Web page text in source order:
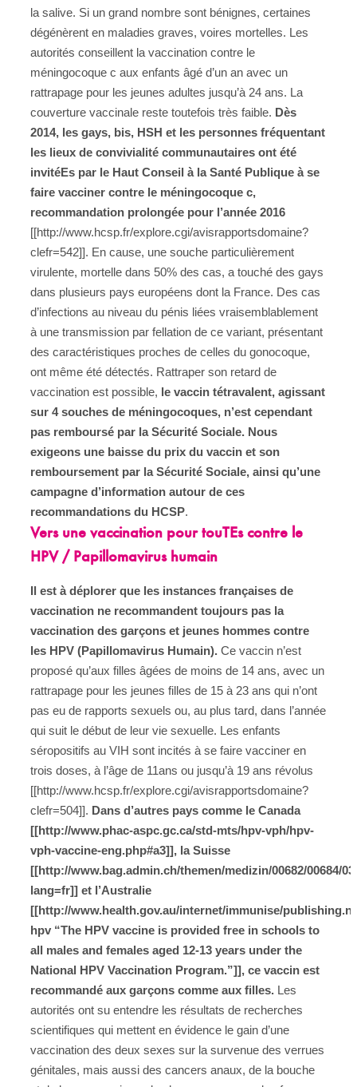
la salive. Si un grand nombre sont bénignes, certaines
dégénèrent en maladies graves, voires mortelles. Les
autorités conseillent la vaccination contre le
méningocoque c aux enfants âgé d’un an avec un
rattrapage pour les jeunes adultes jusqu’à 24 ans. La
couverture vaccinale reste toutefois très faible. Dès
2014, les gays, bis, HSH et les personnes fréquentant
les lieux de convivialité communautaires ont été
invitéEs par le Haut Conseil à la Santé Publique à se
faire vacciner contre le méningocoque c,
recommandation prolongée pour l’année 2016
[[http://www.hcsp.fr/explore.cgi/avisrapportsdomaine?
clefr=542]]. En cause, une souche particulièrement
virulente, mortelle dans 50% des cas, a touché des gays
dans plusieurs pays européens dont la France. Des cas
d’infections au niveau du pénis liées vraisemblablement
à une transmission par fellation de ce variant, présentant
des caractéristiques proches de celles du gonocoque,
ont même été détectés. Rattraper son retard de
vaccination est possible, le vaccin tétravalent, agissant
sur 4 souches de méningocoques, n’est cependant
pas remboursé par la Sécurité Sociale. Nous
exigeons une baisse du prix du vaccin et son
remboursement par la Sécurité Sociale, ainsi qu’une
campagne d’information autour de ces
recommandations du HCSP.
Vers une vaccination pour touTEs contre le
HPV / Papillomavirus humain
Il est à déplorer que les instances françaises de
vaccination ne recommandent toujours pas la
vaccination des garçons et jeunes hommes contre
les HPV (Papillomavirus Humain). Ce vaccin n’est
proposé qu’aux filles âgées de moins de 14 ans, avec un
rattrapage pour les jeunes filles de 15 à 23 ans qui n’ont
pas eu de rapports sexuels ou, au plus tard, dans l’année
qui suit le début de leur vie sexuelle. Les enfants
séropositifs au VIH sont incités à se faire vacciner en
trois doses, à l’âge de 11ans ou jusqu’à 19 ans révolus
[[http://www.hcsp.fr/explore.cgi/avisrapportsdomaine?
clefr=504]]. Dans d’autres pays comme le Canada
[[http://www.phac-aspc.gc.ca/std-mts/hpv-vph/hpv-
vph-vaccine-eng.php#a3]], la Suisse
[[http://www.bag.admin.ch/themen/medizin/00682/00684/
lang=fr]] et l’Australie
[[http://www.health.gov.au/internet/immunise/
hpv “The HPV vaccine is provided free in schools to
all males and females aged 12-13 years under the
National HPV Vaccination Program.”]], ce vaccin est
recommandé aux garçons comme aux filles. Les
autorités ont su entendre les résultats de recherches
scientifiques qui mettent en évidence le gain d’une
vaccination des deux sexes sur la survenue des verrues
génitales, mais aussi des cancers anaux, de la bouche